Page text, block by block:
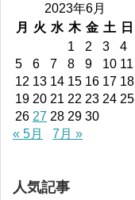
2023年6月
月
火 水 木 金 土
日
1
2 3
4
5
6 7 8 9 10 11
12 13 14 15 16 17 18
19 20 21 22 23 24 25
26 27 28 29 30
« 5月
7月 »
人気記事